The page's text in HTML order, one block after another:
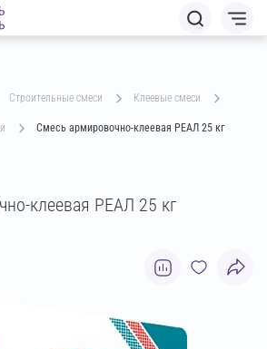
строительные смеси клеевые смеси
Смесь армировочно-клеевая РЕАЛ 25 кг
клеевая РЕАЛ 25 кг